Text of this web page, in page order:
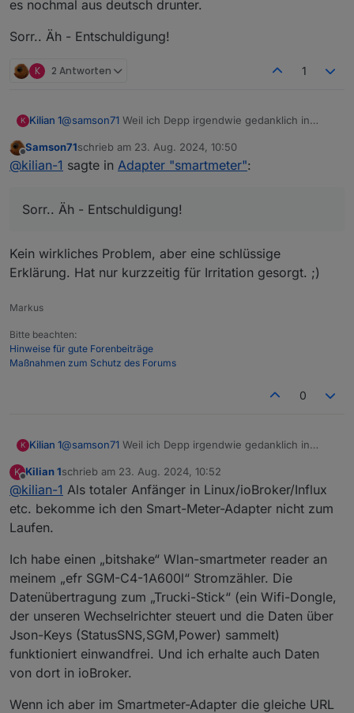
es nochmal aus deutsch drunter.
Sorr.. Äh - Entschuldigung!
K 2 Antworten 1
K Kilian 1@samson71 Weil ich Depp irgendwie gedanklich in
Absenden bemerkt habe. Da das mein erster Post war,
musste der erst "reviewed" und freigegeben werden,
Sorr.. Äh - Entschuldigung!
Offline
Samson71schrieb am 23. Aug. 2024, 10:50
zuletzt editiert von
@kilian-1 sagte in Adapter "smartmeter":
Sorr.. Äh - Entschuldigung!
Kein wirkliches Problem, aber eine schlüssige
Erklärung. Hat nur kurzzeitig für Irritation gesorgt. ;)
Markus
Bitte beachten:
Hinweise für gute Forenbeiträge
Maßnahmen zum Schutz des Forums
0
K Kilian 1@samson71 Weil ich Depp irgendwie gedanklich in
Absenden bemerkt habe. Da das mein erster Post war,
musste der erst "reviewed" und freigegeben werden,
weswegen ich es nicht korrigieren konnte. Ich schreib
Sorr.. Äh - Entschuldigung!
K
Offline
Kilian 1schrieb am 23. Aug. 2024, 10:52
zuletzt editiert von
@kilian-1 Als totaler Anfänger in Linux/ioBroker/Influx
etc. bekomme ich den Smart-Meter-Adapter nicht zum
Laufen.
Ich habe einen „bitshake“ Wlan-smartmeter reader an
meinem „efr SGM-C4-1A600l“ Stromzähler. Die
Datenübertragung zum „Trucki-Stick“ (ein Wifi-Dongle,
der unseren Wechselrichter steuert und die Daten über
Json-Keys (StatusSNS,SGM,Power) sammelt)
funktioniert einwandfrei. Und ich erhalte auch Daten
von dort in ioBroker.
Wenn ich aber im Smartmeter-Adapter die gleiche URL